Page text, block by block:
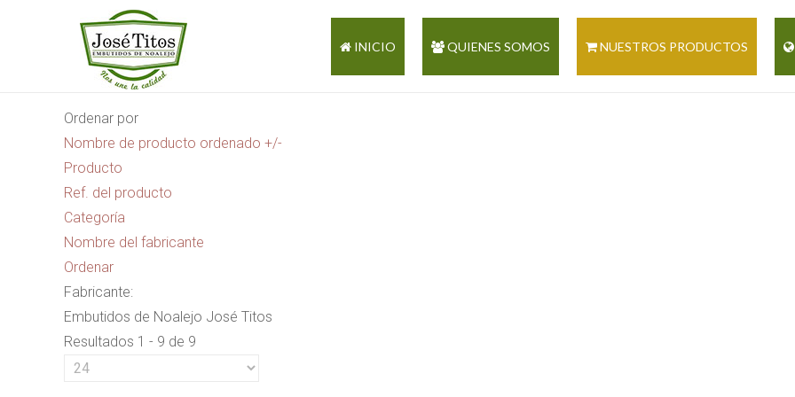
INICIO QUIENES SOMOS NUESTROS PRODUCTOS
Ordenar por
Nombre de producto ordenado +/-
Producto
Ref. del producto
Categoría
Nombre del fabricante
Ordenar
Fabricante:
Embutidos de Noalejo José Titos
Resultados 1 - 9 de 9